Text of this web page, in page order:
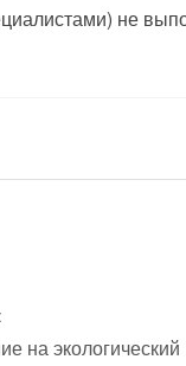
не
на